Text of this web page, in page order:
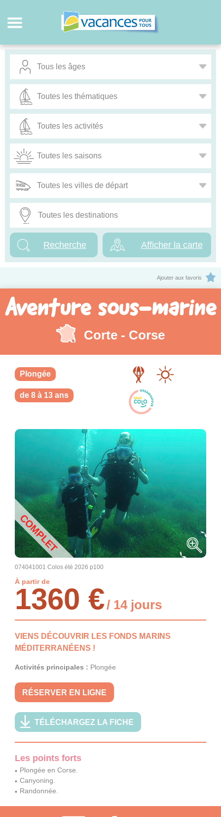
Afficher la carte
Ajouter aux favoris
Aventure sous-marine
Corte - Corse
Plongée
de 8 à 13 ans
COMPLET
074041001 Colos été 2026 p100
À partir de
1360 €/ 14 jours
VIENS DÉCOUVRIR LES FONDS MARINS
MÉDITERRANÉENS !
Activités principales : Plongée
RÉSERVER EN LIGNE
TÉLÉCHARGEZ LA FICHE
Les points forts
Plongée en Corse.
Canyoning.
Randonnée.